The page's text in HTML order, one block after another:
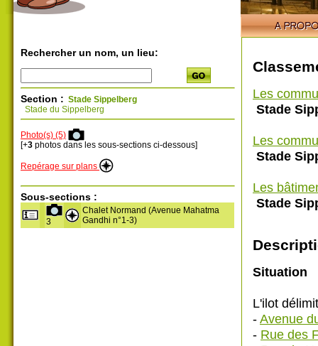
Rechercher un nom, un lieu:
Section : Stade Sippelberg
Stade du Sippelberg
Photo(s) (5)
[+3 photos dans les sous-sections ci-dessous]
Repérage sur plans
Sous-sections :
3
Chalet Normand (Avenue Mahatma
Gandhi n°1-3)
Les
Stade
Les
Stade
Les
Stade
Situation
L'ilot
-Avenue
- Rue des